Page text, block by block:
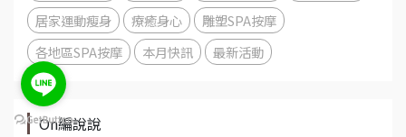
居家運動瘦身
療癒身心
雕塑SPA按摩
各地區SPA按摩
本月快訊 最新活動
On編說說